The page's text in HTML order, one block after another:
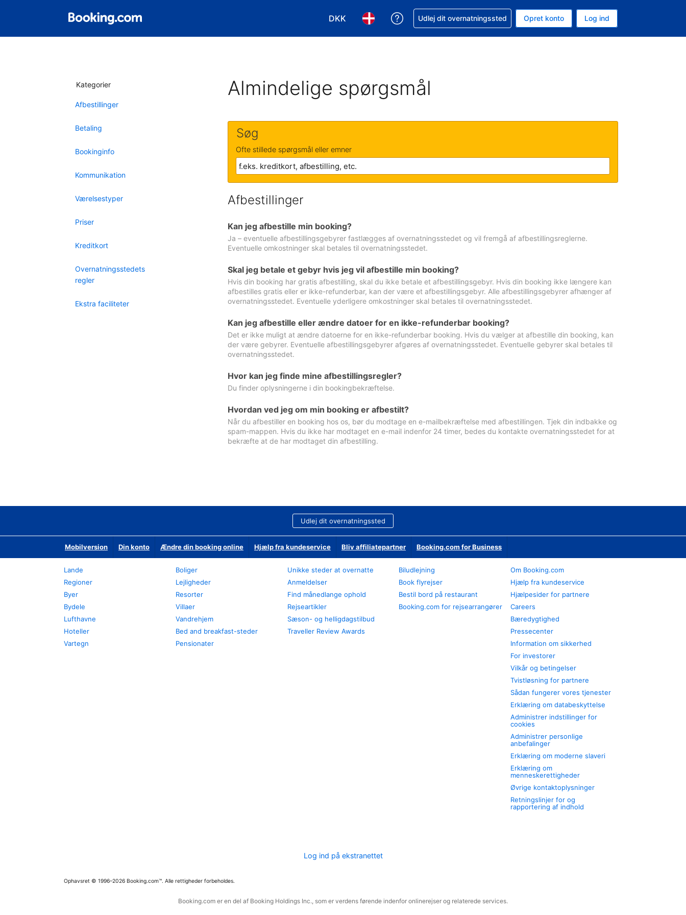
DKK
Vælg valuta. Din nuværende valuta er Danske kroner
Vælg sprog. Dit nuværende sprog er Dansk
Få hjælp til en booking
Udlej dit overnatningssted Opret konto Log ind
Kategorier
Afbestillinger
Betaling
Bookinginfo
Kommunikation
Værelsestyper
Priser
Kreditkort
Overnatningsstedets
regler
Ekstra faciliteter
Almindelige spørgsmål
Søg
Ofte stillede spørgsmål eller emner
Afbestillinger
Kan jeg afbestille min booking?
Ja – eventuelle afbestillingsgebyrer fastlægges af overnatningsstedet og vil fremgå af afbestillingsreglerne.
Eventuelle omkostninger skal betales til overnatningsstedet.
Skal jeg betale et gebyr hvis jeg vil afbestille min booking?
Hvis din booking har gratis afbestilling, skal du ikke betale et afbestillingsgebyr. Hvis din booking ikke længere kan
afbestilles gratis eller er ikke-refunderbar, kan der være et afbestillingsgebyr. Alle afbestillingsgebyrer afhænger af
overnatningsstedet. Eventuelle yderligere omkostninger skal betales til overnatningsstedet.
Kan jeg afbestille eller ændre datoer for en ikke-refunderbar booking?
Det er ikke muligt at ændre datoerne for en ikke-refunderbar booking. Hvis du vælger at afbestille din booking, kan
der være gebyrer. Eventuelle afbestillingsgebyrer afgøres af overnatningsstedet. Eventuelle gebyrer skal betales til
overnatningsstedet.
Hvor kan jeg finde mine afbestillingsregler?
Du finder oplysningerne i din bookingbekræftelse.
Hvordan ved jeg om min booking er afbestilt?
Når du afbestiller en booking hos os, bør du modtage en e-mailbekræftelse med afbestillingen. Tjek din indbakke og
spam-mappen. Hvis du ikke har modtaget en e-mail indenfor 24 timer, bedes du kontakte overnatningsstedet for at
bekræfte at de har modtaget din afbestilling.
Udlej dit overnatningssted
Mobilversion Din konto Ændre din booking online Hjælp fra kundeservice Bliv affiliatepartner Booking.com for Business
Lande
Regioner
Byer
Bydele
Lufthavne
Hoteller
Vartegn
Boliger
Lejligheder
Resorter
Villaer
Vandrehjem
Bed and breakfast-steder
Pensionater
Unikke steder at overnatte
Anmeldelser
Find månedlange ophold
Rejseartikler
Sæson- og helligdagstilbud
Traveller Review Awards
Biludlejning
Book flyrejser
Bestil bord på restaurant
Booking.com for rejsearrangører
Om Booking.com
Hjælp fra kundeservice
Hjælpesider for partnere
Careers
Bæredygtighed
Pressecenter
Information om sikkerhed
For investorer
Vilkår og betingelser
Tvistløsning for partnere
Sådan fungerer vores tjenester
Erklæring om databeskyttelse
Administrer indstillinger for
cookies
Administrer personlige
anbefalinger
Erklæring om moderne slaveri
Erklæring om
menneskerettigheder
Øvrige kontaktoplysninger
Retningslinjer for og
rapportering af indhold
Log ind på ekstranettet
Ophavsret © 1996–2026 Booking.com™. Alle rettigheder forbeholdes.
Booking.com er en del af Booking Holdings Inc., som er verdens førende indenfor onlinerejser og relaterede services.